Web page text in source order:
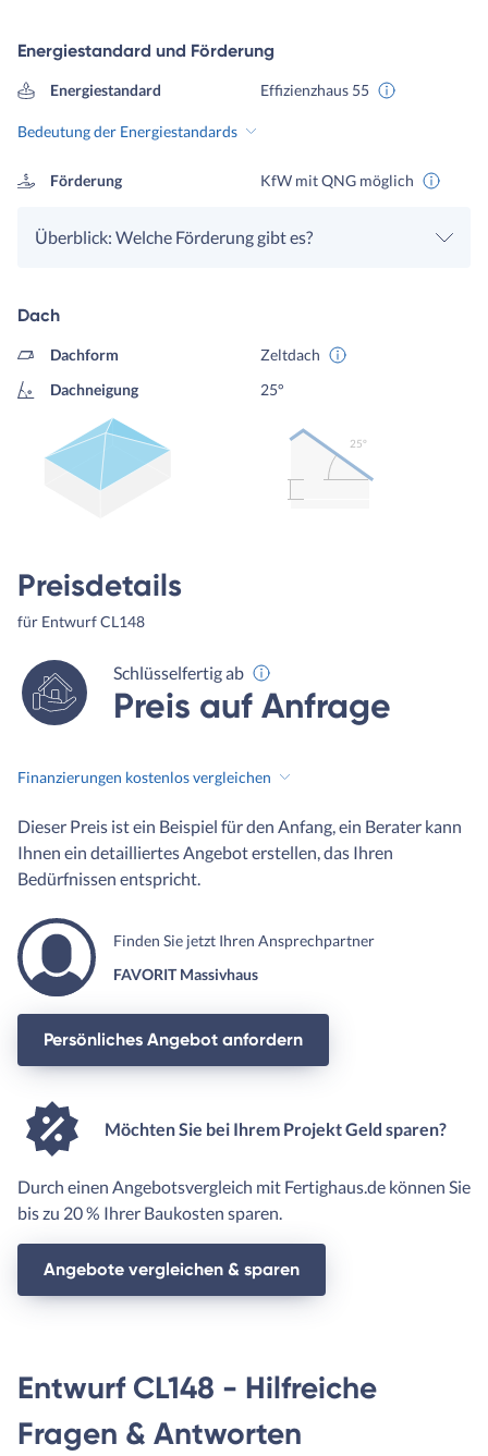
Energiestandard und Förderung
Energiestandard Effizienzhaus 55
Bedeutung der Energiestandards
Förderung KfW mit QNG möglich
Überblick: Welche Förderung gibt es?
Dach
Dachform
Zeltdach
Dachneigung
25°
25º
Preisdetails
für Entwurf CL148
Schlüsselfertig ab
Preis auf Anfrage
Finanzierungen kostenlos vergleichen
Dieser Preis ist ein Beispiel für den Anfang, ein Berater kann
Ihnen ein detailliertes Angebot erstellen, das Ihren
Bedürfnissen entspricht.
Finden Sie jetzt Ihren Ansprechpartner
FAVORIT Massivhaus
Persönliches Angebot anfordern
Möchten Sie bei Ihrem Projekt Geld sparen?
Durch einen Angebotsvergleich mit Fertighaus.de können Sie
bis zu 20 % Ihrer Baukosten sparen.
Angebote vergleichen & sparen
Entwurf CL148 - Hilfreiche
Fragen & Antworten